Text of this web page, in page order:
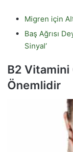
Migren için
Baş Ağrısı
Sinyal’
B2 Vitamini
Önemlidir